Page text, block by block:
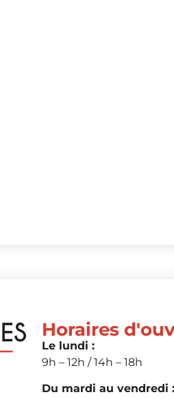
Horaires
Le lundi :
9h – 12h / 14h – 18h
Du mardi au vendredi :